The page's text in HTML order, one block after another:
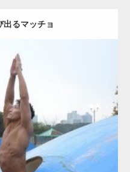
出るマッチョ
AKIHITO(細マッチョ) 腹筋